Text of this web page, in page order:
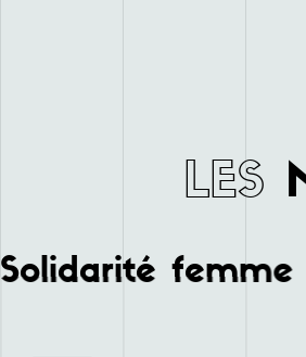
LES
Solidarité femme